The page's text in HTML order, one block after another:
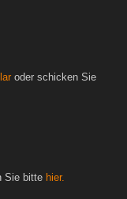
oder schicken Sie
Sie bitte hier.